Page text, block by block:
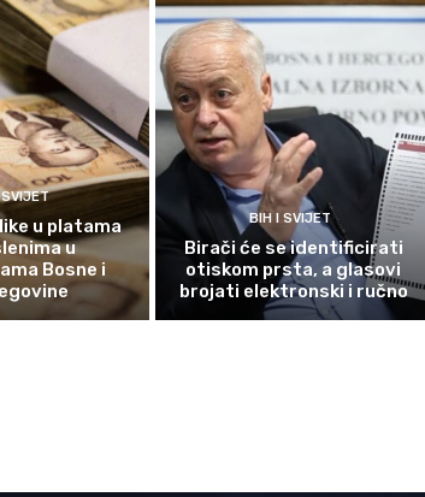
SVIJET
u platama
u
Bosne i
BIH I SVIJET
Birači će se identificirati
otiskom prsta, a glasovi
brojati elektronski i ručno